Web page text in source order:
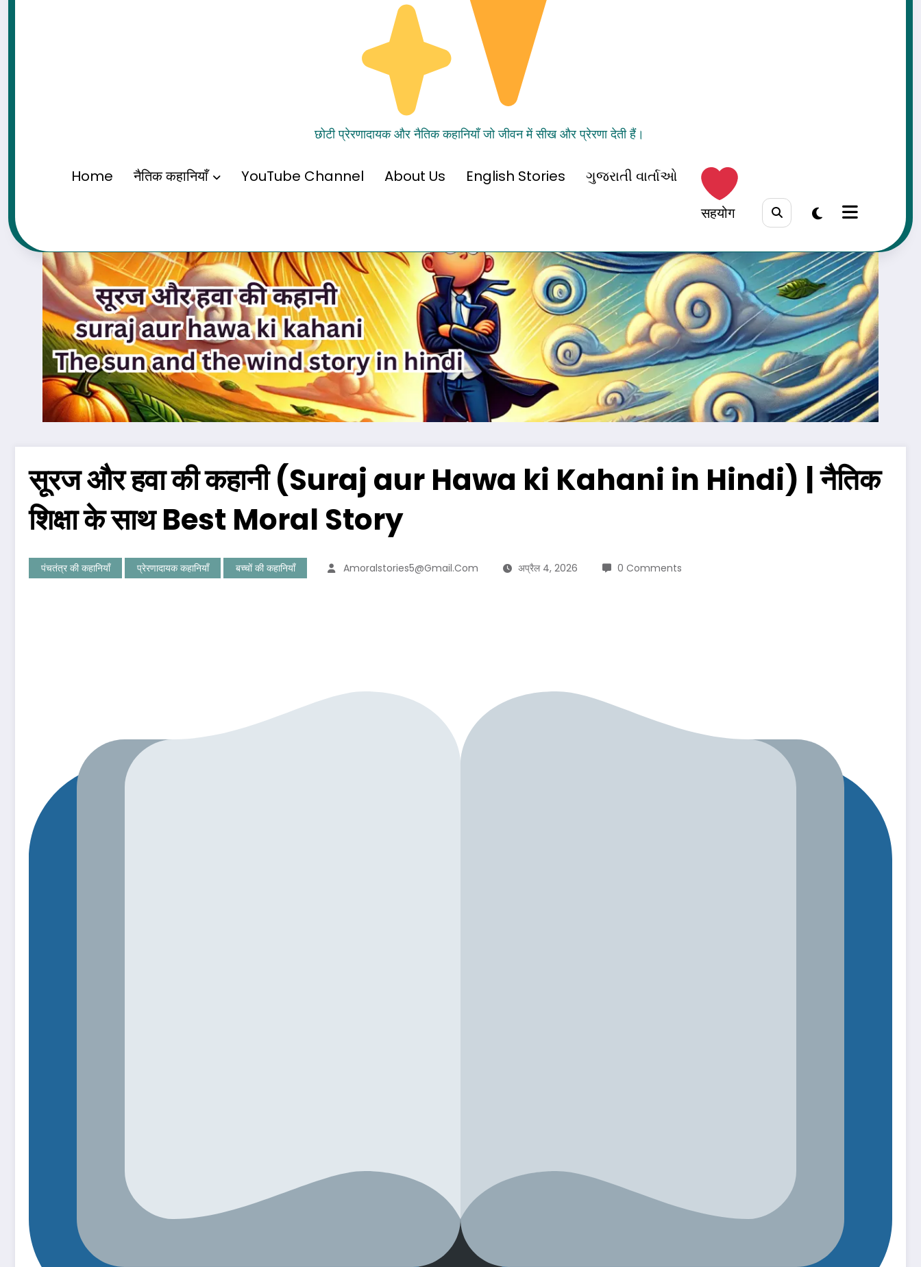
छोटी प्रेरणादायक और नैतिक कहानियाँ जो जीवन में सीख और प्रेरणा देती हैं।
Home नैतिक कहानियाँ YouTube Channel About Us English Stories
ગુજરાતી વાર્તાઓ
सहयोग
सूरज और हवा की कहानी (Suraj aur Hawa ki Kahani in Hindi) | नैतिक
शिक्षा के साथ Best Moral Story
पंचतंत्र की कहानियाँ प्रेरणादायक कहानियाँ बच्चों की कहानियाँ Amoralstories5@gmail.com अप्रैल 4, 2026 0 Comments